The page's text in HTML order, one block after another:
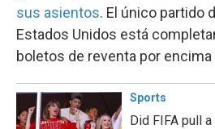
sus asientos. El único partido
Estados Unidos está
boletos de reventa por encima
Sports
Did FIFA pull